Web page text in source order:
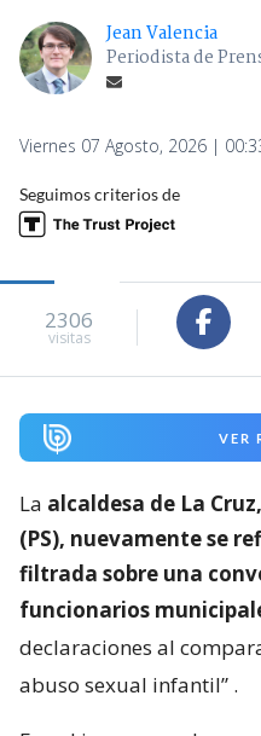
Jean Valencia
Periodista de
Viernes 07 Agosto, 2026 |
Seguimos criterios de
2306
visitas
VER
La alcaldesa de La
(PS), nuevamente se
filtrada sobre una
funcionarios
declaraciones al
abuso sexual infantil” .